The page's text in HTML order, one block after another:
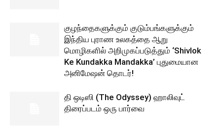
குழந்தைகளுக்கும் குடும்பங்களுக்கும்
இந்திய புராண உலகத்தை ஆறு
மொழிகளில் அறிமுகப்படுத்தும் ‘Shivlok
Ke Kundakka Mandakka’ புதுமையான
அனிமேஷன் தொடர்!
தி ஒடிஸி (The Odyssey) ஹாலிவுட்
திரைப்படம் ஒரு பார்வை